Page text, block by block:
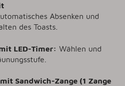
Absenken und
des Toasts.
LED-Timer: Wählen und
Sandwich-Zange (1 Zange